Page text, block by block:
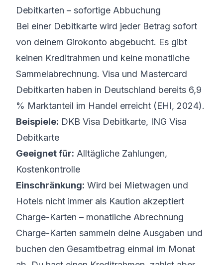
Debitkarten – sofortige Abbuchung
Bei einer Debitkarte wird jeder Betrag sofort
von deinem Girokonto abgebucht. Es gibt
keinen Kreditrahmen und keine monatliche
Sammelabrechnung. Visa und Mastercard
Debitkarten haben in Deutschland bereits 6,9
% Marktanteil im Handel erreicht (EHI, 2024).
Beispiele: DKB Visa Debitkarte, ING Visa
Debitkarte
Geeignet für: Alltägliche Zahlungen,
Kostenkontrolle
Einschränkung: Wird bei Mietwagen und
Hotels nicht immer als Kaution akzeptiert
Charge-Karten – monatliche Abrechnung
Charge-Karten sammeln deine Ausgaben und
buchen den Gesamtbetrag einmal im Monat